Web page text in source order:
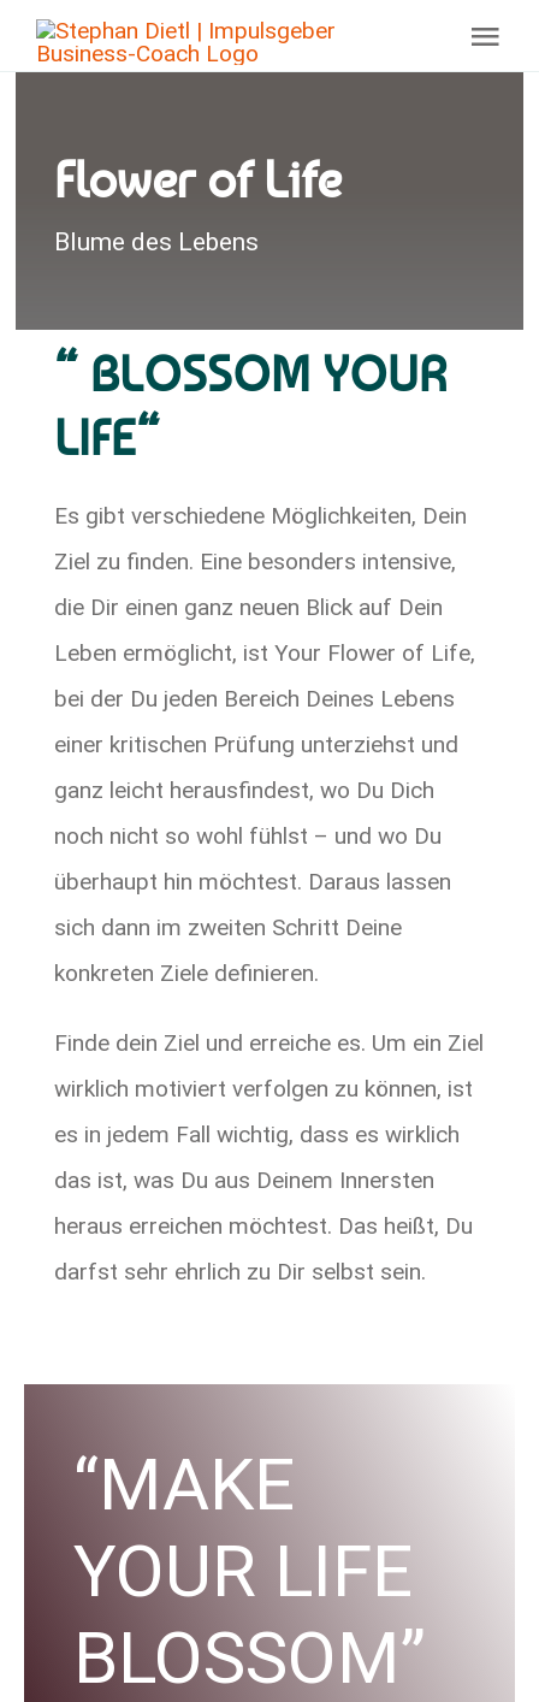
Zum
Inhalt
Flower of Life
Blume des Lebens
“ BLOSSOM YOUR
LIFE“
Es gibt verschiedene Möglichkeiten, Dein
Ziel zu finden. Eine besonders intensive,
die Dir einen ganz neuen Blick auf Dein
Leben ermöglicht, ist Your Flower of Life,
bei der Du jeden Bereich Deines Lebens
einer kritischen Prüfung unterziehst und
ganz leicht herausfindest, wo Du Dich
noch nicht so wohl fühlst – und wo Du
überhaupt hin möchtest. Daraus lassen
sich dann im zweiten Schritt Deine
konkreten Ziele definieren.
Finde dein Ziel und erreiche es. Um ein Ziel
wirklich motiviert verfolgen zu können, ist
es in jedem Fall wichtig, dass es wirklich
das ist, was Du aus Deinem Innersten
heraus erreichen möchtest. Das heißt, Du
darfst sehr ehrlich zu Dir selbst sein.
“MAKE
YOUR LIFE
BLOSSOM”